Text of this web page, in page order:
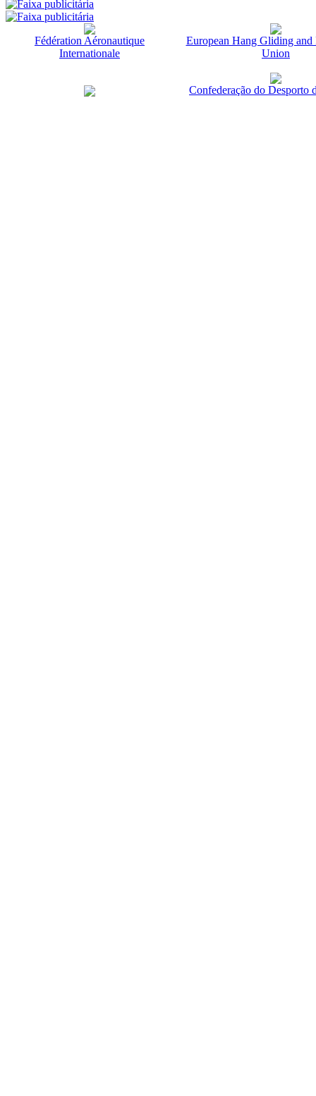
Fédération Aéronautique
Internationale
European Hang Gliding and
Union
Confederação do Desporto